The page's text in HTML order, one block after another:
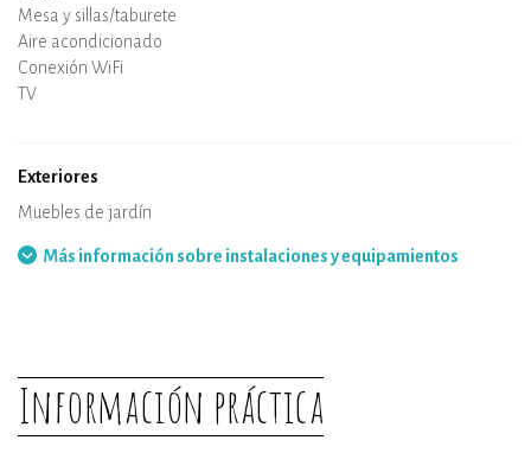
Lavavajillas
Silla de bebe
Spa
Sauna
Mesa y sillas/taburete
Aire acondicionado
Alojamiento con calefacción
Estufa de leña
Chimenea
Conexión WiFi
TV
Exteriores
Terraza
Muebles de jardín
Más información sobre instalaciones y equipamientos
Información práctica